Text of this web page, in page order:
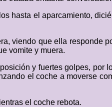
hasta el aparcamiento,
viendo que ella responde
vomite y muera.
y fuertes golpes, por
el coche a moverse
el coche rebota.